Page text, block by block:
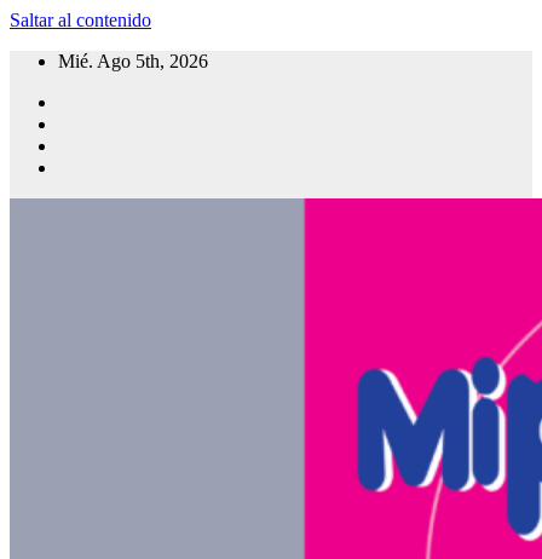
Saltar al contenido
Mié. Ago 5th, 2026